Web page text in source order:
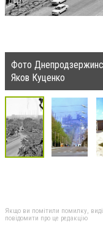
Фото
Яков Куценко
Якщо ви помітили помилку,
повідомити про це редакцію